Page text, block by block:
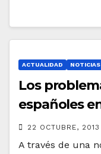
ACTUALIDAD NOTICIAS
Los
españoles
22 OCTUBRE, 2013
A través de una